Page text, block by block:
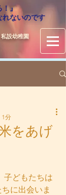
！』
れないのです
私設幼稚園
をあげ
1分
子どもたちは
に出会いま